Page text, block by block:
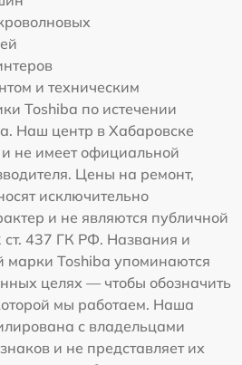
и техническим
Toshiba по истечении
Наш центр в Хабаровске
не имеет официальной
Цены на ремонт,
исключительно
и не являются публичной
ст. 437 ГК РФ. Названия и
марки Toshiba упоминаются
целях — чтобы обозначить
мы работаем. Наша
с владельцами
и не представляет их